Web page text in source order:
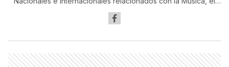
deporte, y la Cultura en general. Cofundador de la
"Coordinadora Nacional Migrante" y Gestor - Presidente de
organización Gremial nació la "Escuela de Fútbol para Niños
Migrantes". Organizador y promotor de la Carrera Atlética
"Corrida de las Naciones", realizadas en Chile en los años